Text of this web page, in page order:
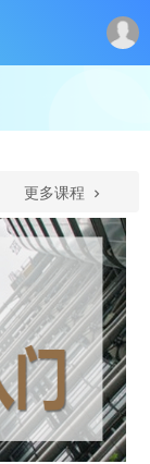
更多课程